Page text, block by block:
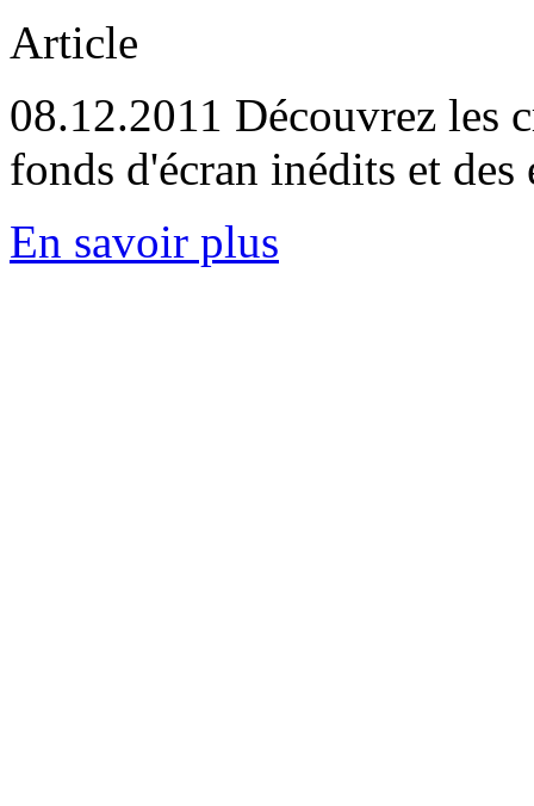
Article
08.12.2011 Découvrez les
fonds d'écran inédits et
En savoir plus